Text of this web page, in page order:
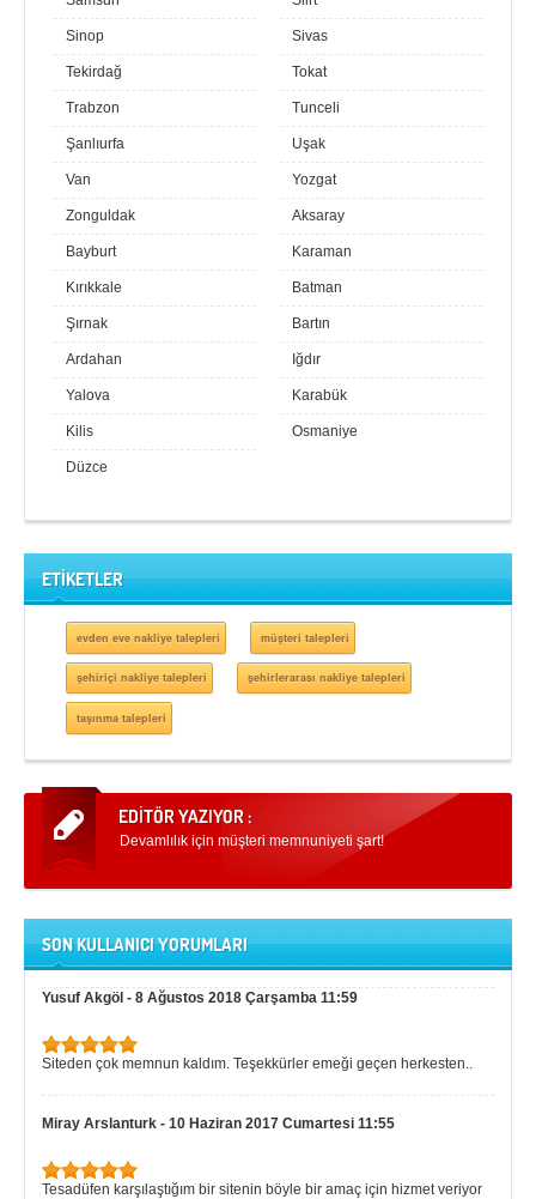
Sinop Sivas
Tekirdağ Tokat
Trabzon Tunceli
Şanlıurfa Uşak
Van Yozgat
Zonguldak Aksaray
Bayburt Karaman
Kırıkkale Batman
Şırnak Bartın
Ardahan Iğdır
Yalova Karabük
Kilis Osmaniye
Düzce
ETİKETLER
evden eve nakliye talepleri müşteri talepleri
şehiriçi nakliye talepleri şehirlerarası nakliye talepleri
taşınma talepleri
Devamlılık için müşteri memnuniyeti şart!
SON KULLANICI YORUMLARI
Yusuf Akgöl - 8 Ağustos 2018 Çarşamba 11:59
Siteden çok memnun kaldım. Teşekkürler emeği geçen herkesten..
Miray Arslanturk - 10 Haziran 2017 Cumartesi 11:55
Tesadüfen karşılaştığım bir sitenin böyle bir amaç için hizmet veriyor